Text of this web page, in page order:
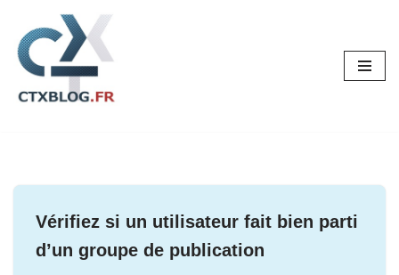
Skip
to
content
Vérifiez si un utilisateur fait bien parti
d’un groupe de publication